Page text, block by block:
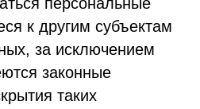
к другим субъектам
за исключением
законные
таких